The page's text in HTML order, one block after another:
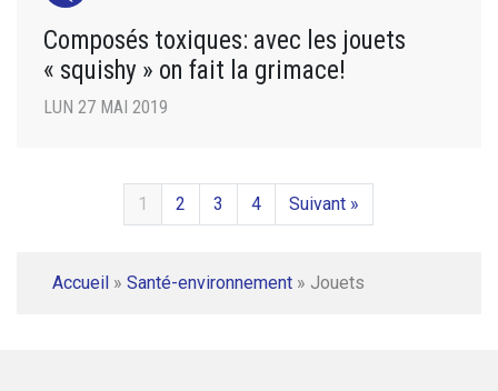
Composés toxiques: avec les jouets
« squishy » on fait la grimace!
LUN 27 MAI 2019
1 2 3 4 Suivant »
Accueil » Santé-environnement » Jouets